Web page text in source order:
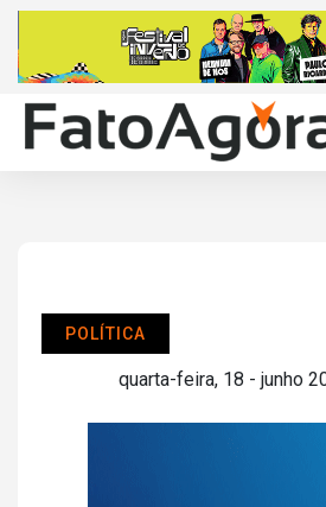
POLÍTICA
quarta-feira, 18 - junho